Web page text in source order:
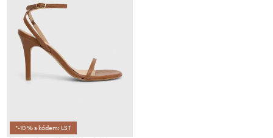
*-10 % s kódem: LST